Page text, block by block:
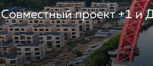
Совместный проект +1 и